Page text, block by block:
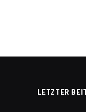
LETZTER